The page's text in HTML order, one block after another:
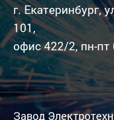
г. Екатеринбург,
101,
офис 422/2, пн-пт
Завод